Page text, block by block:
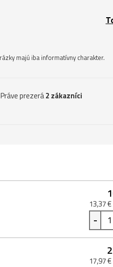
majú iba informatívny charakter.
Práve prezerá2 zákazníci
13,37
-
17,97